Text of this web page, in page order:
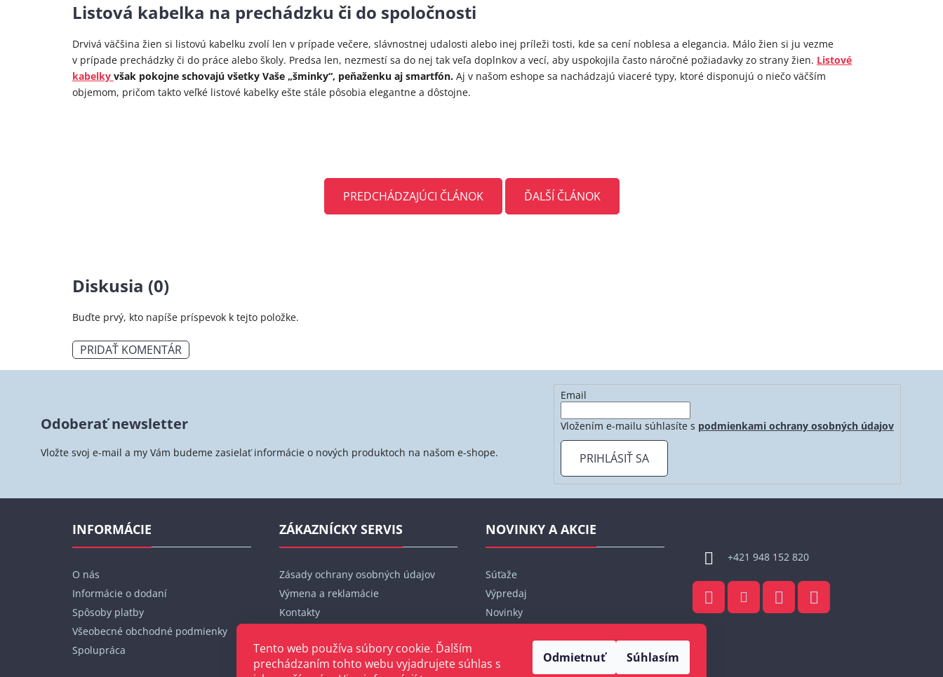
Tento web používa súbory cookie. Ďalším
prechádzaním tohto webu vyjadrujete súhlas s
Odmietnuť Súhlasím
Listová kabelka na prechádzku či do spoločnosti
Drvivá väčšina žien si listovú kabelku zvolí len v prípade večere, slávnostnej udalosti alebo inej príleži tosti, kde sa cení noblesa a elegancia. Málo žien si ju vezme
v prípade prechádzky či do práce alebo školy. Predsa len, nezmestí sa do nej tak veľa doplnkov a vecí, aby uspokojila často náročné požiadavky zo strany žien. Listové
kabelky však pokojne schovajú všetky Vaše „šminky“, peňaženku aj smartfón. Aj v našom eshope sa nachádzajú viaceré typy, ktoré disponujú o niečo väčším
objemom, pričom takto veľké listové kabelky ešte stále pôsobia elegantne a dôstojne.
PREDCHÁDZAJÚCI ČLÁNOK ĎALŠÍ ČLÁNOK
Diskusia (0)
Buďte prvý, kto napíše príspevok k tejto položke.
PRIDAŤ KOMENTÁR
Odoberať newsletter
Vložte svoj e-mail a my Vám budeme zasielať informácie o nových produktoch na našom e-shope.
Email
Vložením e-mailu súhlasíte s podmienkami ochrany osobných údajov
PRIHLÁSIŤ SA
e
INFORMÁCIE
O nás
Informácie o dodaní
Spôsoby platby
Všeobecné obchodné podmienky
Spolupráca
ZÁKAZNÍCKY SERVIS
Zásady ochrany osobných údajov
Výmena a reklamácie
Kontakty
NOVINKY A AKCIE
Súťaže
Výpredaj
Novinky
+421 948 152 820